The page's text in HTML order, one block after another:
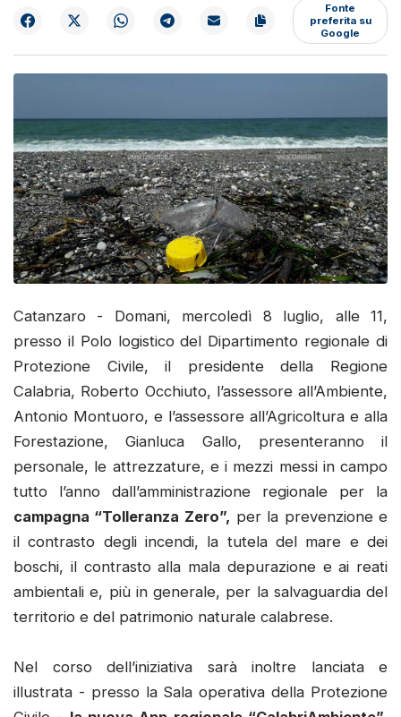
Fonte
preferita su
Google
Catanzaro - Domani, mercoledì 8 luglio, alle 11,
presso il Polo logistico del Dipartimento regionale di
Protezione Civile, il presidente della Regione
Calabria, Roberto Occhiuto, l’assessore all’Ambiente,
Antonio Montuoro, e l’assessore all’Agricoltura e alla
Forestazione, Gianluca Gallo, presenteranno il
personale, le attrezzature, e i mezzi messi in campo
tutto l’anno dall’amministrazione regionale per la
campagna “Tolleranza Zero”, per la prevenzione e
il contrasto degli incendi, la tutela del mare e dei
boschi, il contrasto alla mala depurazione e ai reati
ambientali e, più in generale, per la salvaguardia del
territorio e del patrimonio naturale calabrese.
Nel corso dell’iniziativa sarà inoltre lanciata e
illustrata - presso la Sala operativa della Protezione